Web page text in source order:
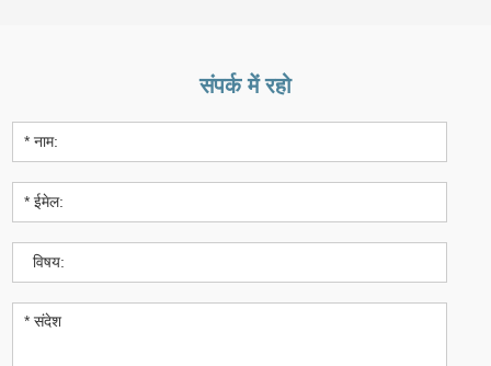
संपर्क में रहो